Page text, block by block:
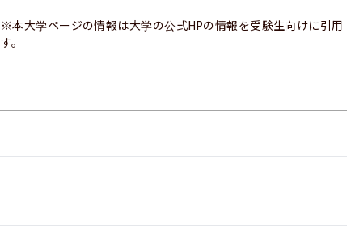
※本大学ページの情報は大学の公式HPの情報を受験生向けに引用
す。